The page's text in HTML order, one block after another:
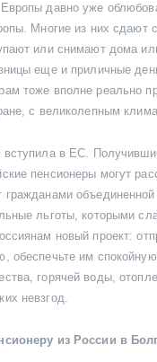
давно уже
Многие из них сдают
или снимают дома
еще и приличные
тоже вполне реально
с великолепным
вступила в ЕС.
пенсионеры могут
гражданами
льготы, которыми
новый проект:
обеспечьте им
горячей воды,
невзгод.
из России в